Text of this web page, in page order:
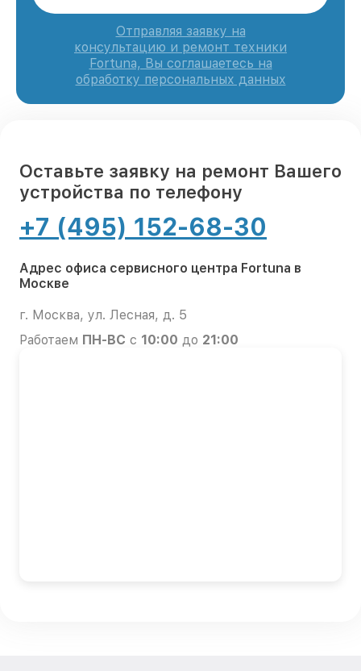
Отправляя заявку на
консультацию и ремонт техники
Fortuna, Вы соглашаетесь на
обработку персональных данных
Оставьте заявку на ремонт Вашего
устройства по телефону
+7 (495) 152-68-30
Адрес офиса сервисного центра Fortuna в
Москве
г. Москва, ул. Лесная, д. 5
Работаем ПН-ВС с 10:00 до 21:00